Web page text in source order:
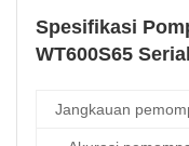
Spesifikasi
WT600S65
Jangkauan